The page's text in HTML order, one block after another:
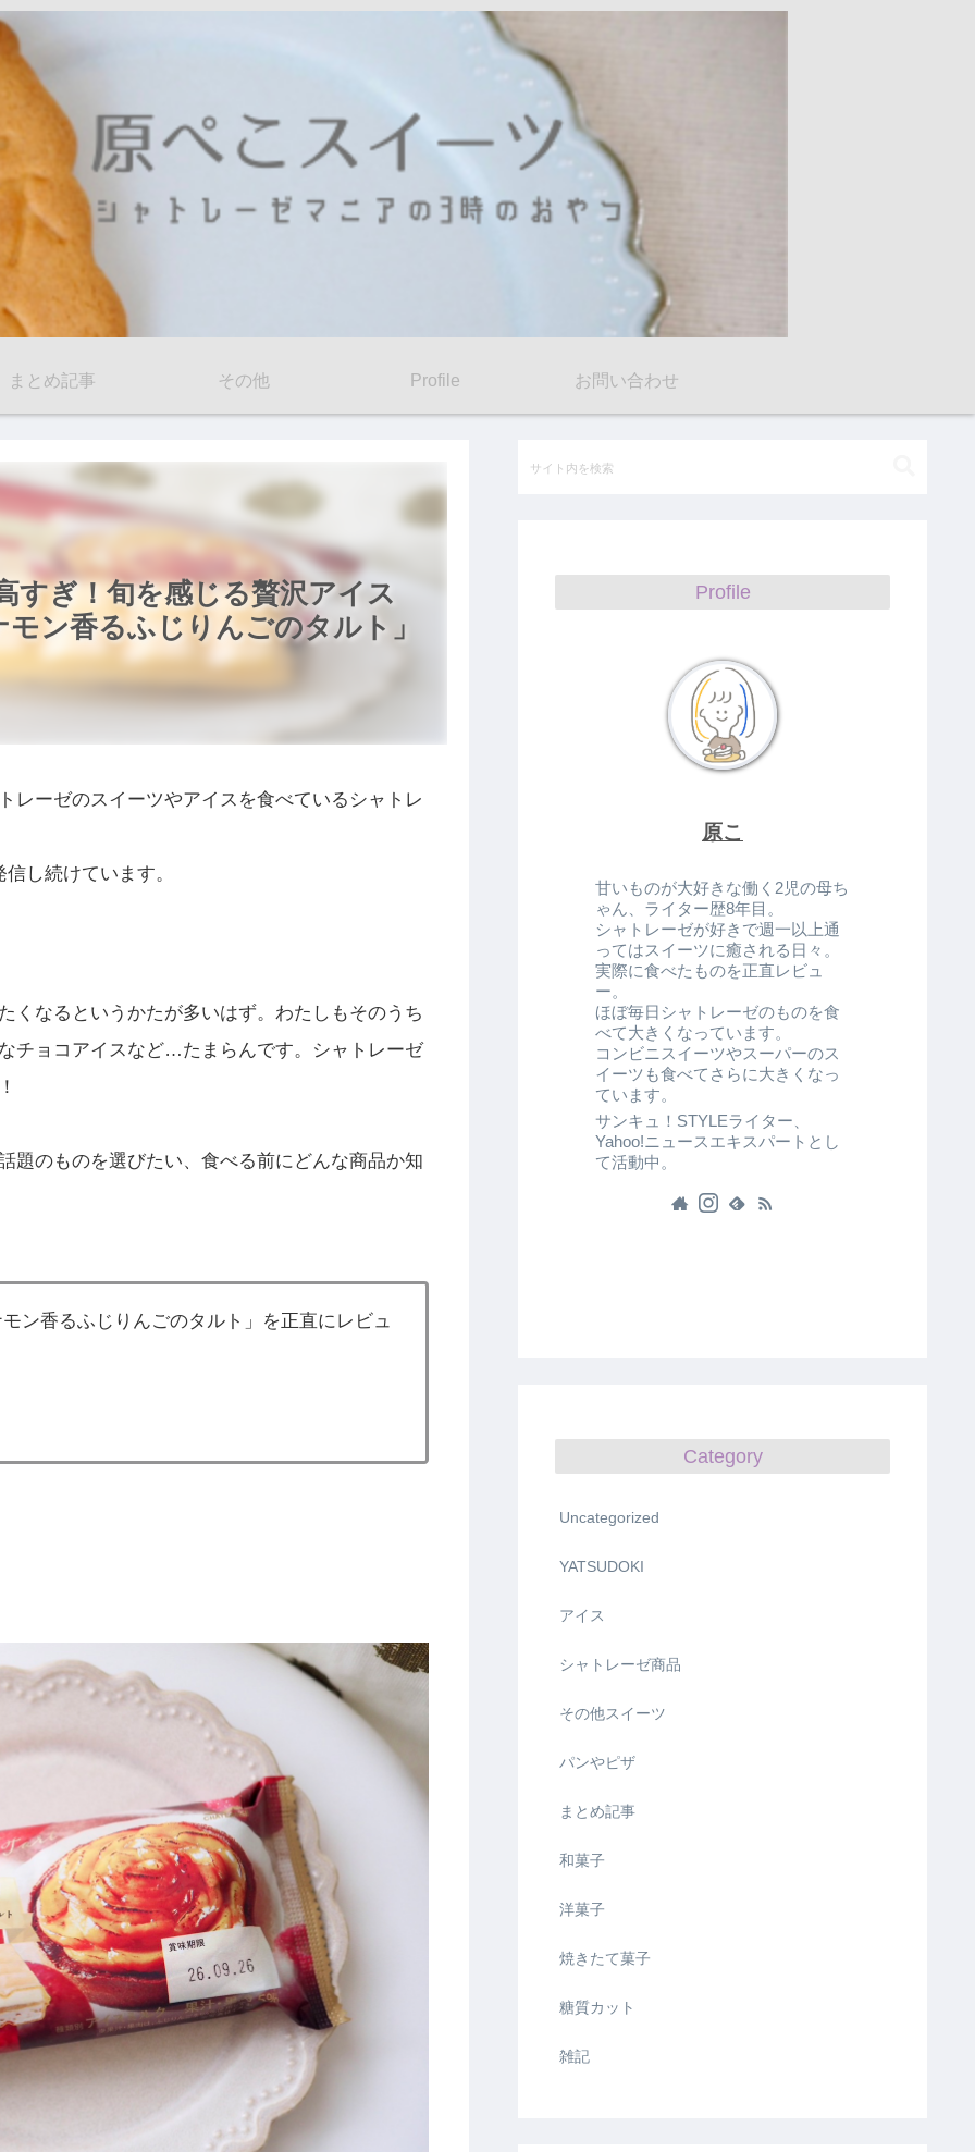
まとめ記事 その他 Profile お問い合わせ
すぎ！旬を感じる贅沢アイス
ン香るふじりんごのタルト」
レーゼのスイーツやアイスを食べているシャトレ
し続けています。
くなるというかたが多いはず。わたしもそのうち
チョコアイスなど…たまらんです。シャトレーゼ
題のものを選びたい、食べる前にどんな商品か知
ン香るふじりんごのタルト」を正直にレビュ
Profile
原こ
甘いものが大好きな働く2児の母ち
ゃん、ライター歴8年目。
シャトレーゼが好きで週一以上通
ってはスイーツに癒される日々。
実際に食べたものを正直レビュ
ー。
ほぼ毎日シャトレーゼのものを食
べて大きくなっています。
コンビニスイーツやスーパーのス
イーツも食べてさらに大きくなっ
ています。
サンキュ！STYLEライター、
Yahoo!ニュースエキスパートとし
て活動中。
Category
Uncategorized
YATSUDOKI
アイス
シャトレーゼ商品
その他スイーツ
パンやピザ
まとめ記事
和菓子
洋菓子
焼きたて菓子
糖質カット
雑記